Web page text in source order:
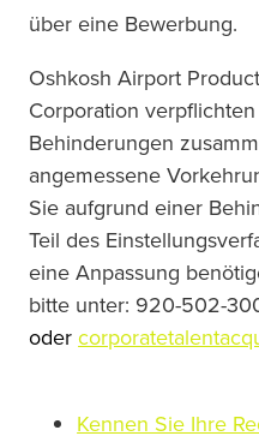
über eine Bewerbung.
Oshkosh Airport
Corporation
Behinderungen
angemessene
Sie aufgrund einer
Teil des
eine Anpassung
bitte unter: 920-502-
oder
Kennen Sie Ihre